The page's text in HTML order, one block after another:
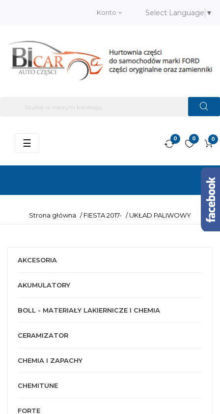
Konto Select Language ▼
0
0
0
Przełącz
☰
Strona główna / FIESTA 2017- / UKŁAD PALIWOWY
AKCESORIA
AKUMULATORY
BOLL - MATERIAŁY LAKIERNICZE I CHEMIA
CERAMIZATOR
CHEMIA I ZAPACHY
CHEMITUNE
FORTE